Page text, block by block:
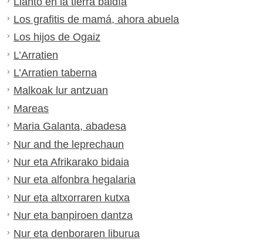
Los grafitis de mamá, ahora abuela
Los hijos de Ogaiz
L’Arratien
L’Arratien taberna
Malkoak lur antzuan
Mareas
Maria Galanta, abadesa
Nur and the leprechaun
Nur eta Afrikarako bidaia
Nur eta alfonbra hegalaria
Nur eta altxorraren kutxa
Nur eta banpiroen dantza
Nur eta denboraren liburua